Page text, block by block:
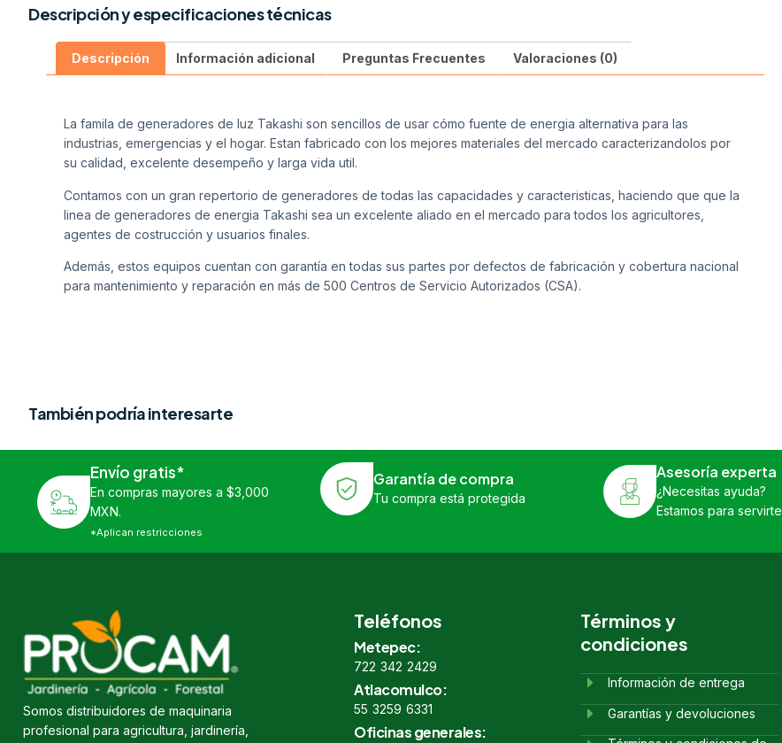
Descripción y especificaciones técnicas
Descripción Información adicional Preguntas Frecuentes Valoraciones (0)
La famila de generadores de luz Takashi son sencillos de usar cómo fuente de energia alternativa para las
industrias, emergencias y el hogar. Estan fabricado con los mejores materiales del mercado caracterizandolos por
su calidad, excelente desempeño y larga vida util.
Contamos con un gran repertorio de generadores de todas las capacidades y caracteristicas, haciendo que que la
linea de generadores de energia Takashi sea un excelente aliado en el mercado para todos los agricultores,
agentes de costrucción y usuarios finales.
Además, estos equipos cuentan con garantía en todas sus partes por defectos de fabricación y cobertura nacional
para mantenimiento y reparación en más de 500 Centros de Servicio Autorizados (CSA).
También podría interesarte
Envío gratis*
En compras mayores a $3,000
MXN.
*Aplican restricciones
Garantía de compra
Tu compra está protegida
Asesoría experta
¿Necesitas ayuda?
Estamos para servirte
Somos distribuidores de maquinaria
profesional para agricultura, jardinería,
Teléfonos
Metepec:
722 342 2429
Atlacomulco:
55 3259 6331
Oficinas generales:
Términos y
condiciones
Información de entrega
Garantías y devoluciones